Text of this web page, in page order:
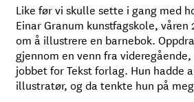
Like før vi skulle sette i gang med
Einar Granum kunstfagskole,
om å illustrere en barnebok.
gjennom en venn fra
jobbet for Tekst forlag. Hun hadde
illustratør, og da tenkte hun på